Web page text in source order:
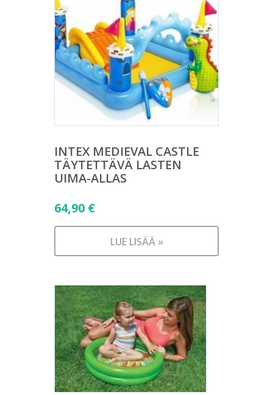
INTEX MEDIEVAL CASTLE
TÄYTETTÄVÄ LASTEN
UIMA-ALLAS
64,90 €
LUE LISÄÄ »